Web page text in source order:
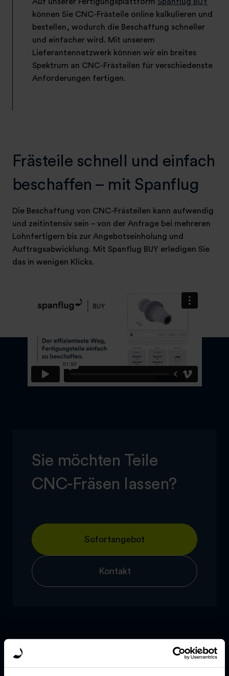
können Sie CNC-Frästeile online kalkulieren und
bestellen, wodurch die Beschaffung schneller
und einfacher wird. Mit unserem
Lieferantennetzwerk können wir ein breites
Spektrum an CNC-Frästeilen für verschiedenste
Anforderungen fertigen.
Frästeile schnell und einfach
beschaffen – mit Spanflug
Die Beschaffung von CNC-Frästeilen kann aufwendig
und zeitintensiv sein – von der Anfrage bei mehreren
Lohnfertigern bis zur Angebotseinholung und
Auftragsabwicklung. Mit Spanflug BUY erledigen Sie
das in wenigen Klicks.
Sie möchten Teile
CNC-Fräsen lassen?
Sofortangebot
Kontakt